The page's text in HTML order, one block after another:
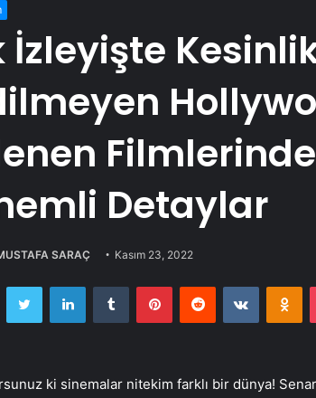
İzleyişte
Detaylar
SARAÇ Kasım 23, 2022
Twitter LinkedInTumblr PinterestReddit VKontakte
ki sinemalar nitekim farklı bir dünya!